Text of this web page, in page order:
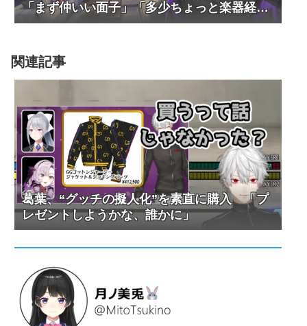
「まず仲いい面子」「多少ちょっと楽器経験
者」
関連記事
葛葉、“グッチの擬人化”を素直に購入 「プ
レゼントしようかな、誰かに」